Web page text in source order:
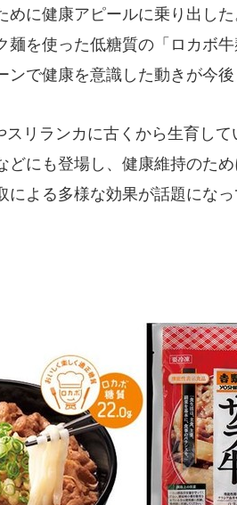
めに健康アピールに乗り出し
麺を使った低糖質の「ロカボ
ンで健康を意識した動きが今後
リランカに古くから生育し
どにも登場し、健康維持のた
による多様な効果が話題にな